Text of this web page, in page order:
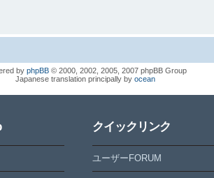
by phpBB © 2000, 2002, 2005, 2007 phpBB Group
Japanese translation principally by ocean
クイックリンク
ユーザーFORUM